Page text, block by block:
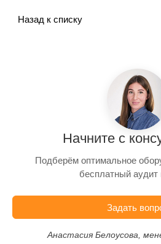
Назад к списку
Начните с
Подберём оптимальное
бесплатный аудит
Задать
Анастасия Белоусова,